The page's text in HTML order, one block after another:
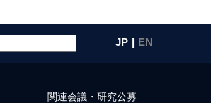
JP | EN
関連会議・研究公募